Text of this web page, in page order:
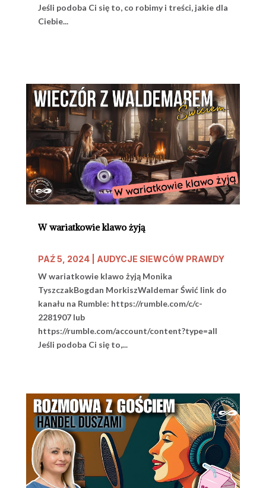
Jeśli podoba Ci się to, co robimy i treści, jakie dla
Ciebie...
W wariatkowie klawo żyją
PAŹ 5, 2024| AUDYCJE SIEWCÓW PRAWDY
W wariatkowie klawo żyją Monika
TyszczakBogdan MorkiszWaldemar Świć link do
kanału na Rumble: https://rumble.com/c/c-
2281907 lub
https://rumble.com/account/content?type=all
Jeśli podoba Ci się to,...